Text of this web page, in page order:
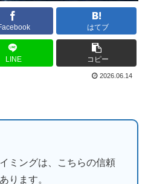
はてブ
LINE コピー
2026.06.14
ミングは、こちらの信頼
ります。